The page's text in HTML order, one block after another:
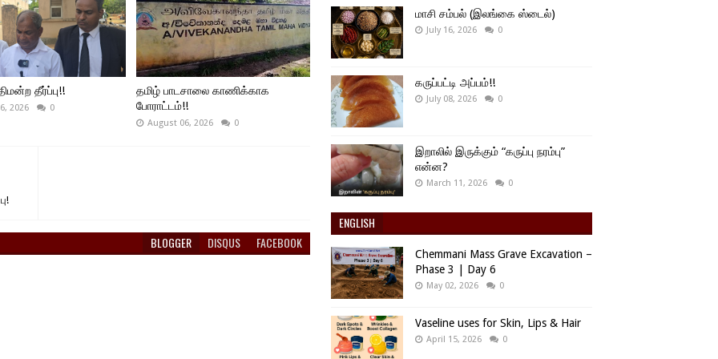
தீர்ப்பு!!
2026 0
தமிழ் பாடசாலை காணிக்காக
போராட்டம்!!
August 06, 2026 0
BLOGGER DISQUS FACEBOOK
மாசி சம்பல் (இலங்கை ஸ்டைல்)
July 16, 2026 0
கருப்பட்டி அப்பம்!!
July 08, 2026 0
இறாலில் இருக்கும் “கருப்பு நரம்பு”
என்ன?
March 11, 2026 0
ENGLISH
Chemmani Mass Grave Excavation –
Phase 3 | Day 6
May 02, 2026 0
Vaseline uses for Skin, Lips & Hair
April 15, 2026 0